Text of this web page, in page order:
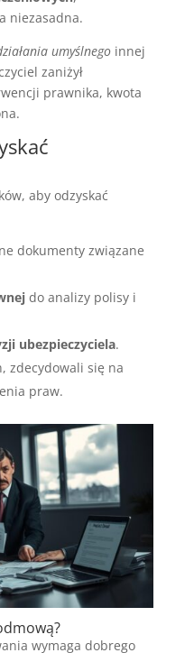
niezasadna.
umyślnegoinnej
zaniżył
prawnika, kwota
aby odzyskać
dokumenty związane
do analizy polisy i
ubezpieczyciela.
zdecydowali się na
praw.
wymaga dobrego